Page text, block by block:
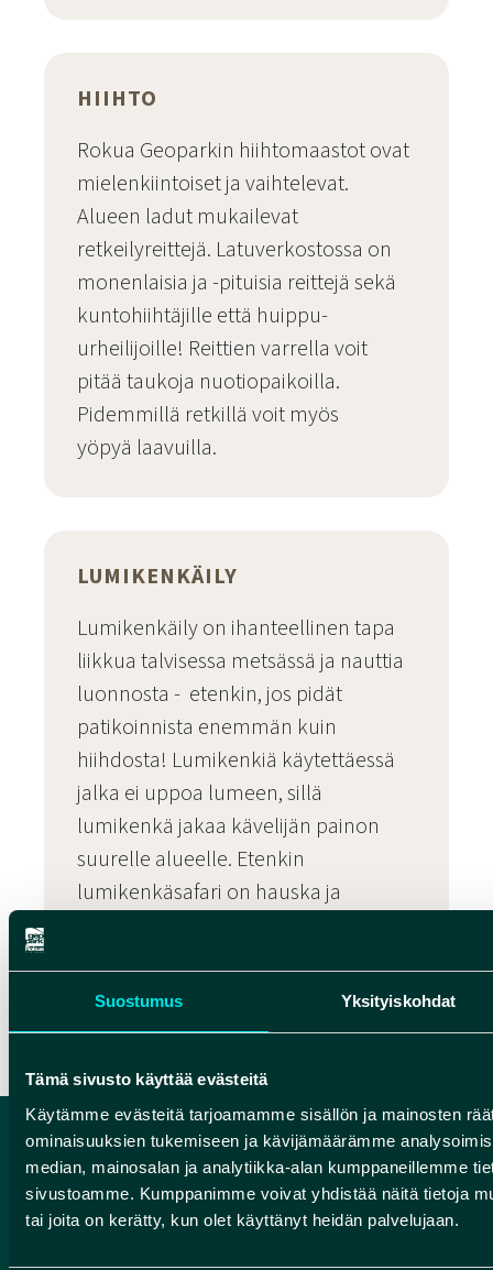
Suostumus Yksityiskohdat
Tämä sivusto käyttää evästeitä
Käytämme evästeitä tarjoamamme sisällön ja mainosten
ominaisuuksien tukemiseen ja kävijämäärämme
median, mainosalan ja analytiikka-alan kumppaneillemme
sivustoamme. Kumppanimme voivat yhdistää näitä tietoja
tai joita on kerätty, kun olet käyttänyt heidän palvelujaan.
HIIHTO
Rokua Geoparkin hiihtomaastot ovat
mielenkiintoiset ja vaihtelevat.
Alueen ladut mukailevat
retkeilyreittejä. Latuverkostossa on
monenlaisia ja -pituisia reittejä sekä
kuntohiihtäjille että huippu-
urheilijoille! Reittien varrella voit
pitää taukoja nuotiopaikoilla.
Pidemmillä retkillä voit myös
yöpyä laavuilla.
LUMIKENKÄILY
Lumikenkäily on ihanteellinen tapa
liikkua talvisessa metsässä ja nauttia
luonnosta - etenkin, jos pidät
patikoinnista enemmän kuin
hiihdosta! Lumikenkiä käytettäessä
jalka ei uppoa lumeen, sillä
lumikenkä jakaa kävelijän painon
suurelle alueelle. Etenkin
lumikenkäsafari on hauska ja
Lumikenkäily